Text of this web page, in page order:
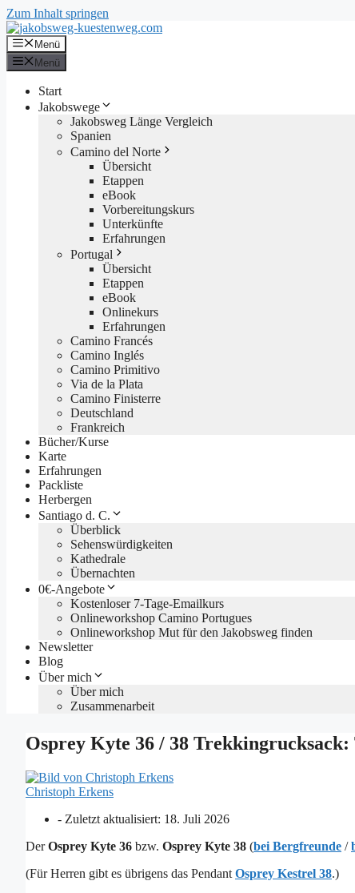
Zum Inhalt springen
Menü
Menü
Start
Jakobswege
Jakobsweg Länge Vergleich
Spanien
Camino del Norte
Übersicht
Etappen
eBook
Vorbereitungskurs
Unterkünfte
Erfahrungen
Portugal
Übersicht
Etappen
eBook
Onlinekurs
Erfahrungen
Camino Francés
Camino Inglés
Camino Primitivo
Via de la Plata
Camino Finisterre
Deutschland
Frankreich
Bücher/Kurse
Karte
Erfahrungen
Packliste
Herbergen
Santiago d. C.
Überblick
Sehenswürdigkeiten
Kathedrale
Übernachten
0€-Angebote
Kostenloser 7-Tage-Emailkurs
Onlineworkshop Camino Portugues
Onlineworkshop Mut für den Jakobsweg finden
Newsletter
Blog
Über mich
Über mich
Zusammenarbeit
Osprey Kyte 36 / 38
Christoph Erkens
- Zuletzt aktualisiert: 18. Juli 2026
DerOsprey Kyte 36 bzw. Osprey Kyte 38 (bei Bergfreunde /
(Für Herren gibt es übrigens das PendantOsprey Kestrel 38.)